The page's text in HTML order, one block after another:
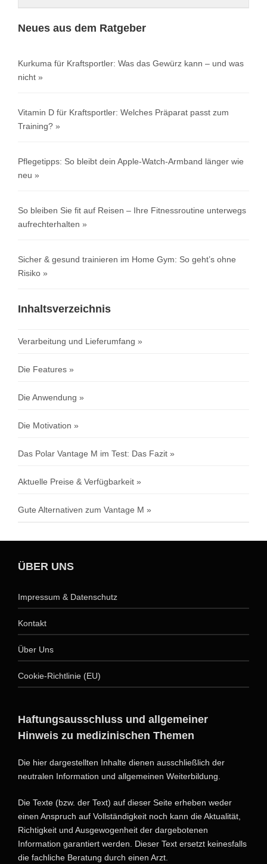
Neues aus dem Ratgeber
Kurkuma für Kraftsportler: Was das Gewürz kann – und was
nicht
Vitamin D für Kraftsportler: Welches Präparat passt zum
Training?
Pflegetipps: So bleibt dein Apple-Watch-Armband länger wie
neu
So bleiben Sie fit auf Reisen – Ihre Fitnessroutine unterwegs
aufrechterhalten
Sicher & gesund trainieren im Home Gym: So geht’s ohne
Risiko
Inhaltsverzeichnis
Verarbeitung und Lieferumfang
Die Features
Die Anwendung
Die Motivation
Das Polar Vantage M im Test: Das Fazit
Aktuelle Preise & Verfügbarkeit
Gute Alternativen zum Vantage M
ÜBER UNS
Impressum & Datenschutz
Kontakt
Über Uns
Cookie-Richtlinie (EU)
Haftungsausschluss und allgemeiner
Hinweis zu medizinischen Themen
Die hier dargestellten Inhalte dienen ausschließlich der
neutralen Information und allgemeinen Weiterbildung.
Die Texte (bzw. der Text) auf dieser Seite erheben weder
einen Anspruch auf Vollständigkeit noch kann die Aktualität,
Richtigkeit und Ausgewogenheit der dargebotenen
Information garantiert werden. Dieser Text ersetzt keinesfalls
die fachliche Beratung durch einen Arzt.